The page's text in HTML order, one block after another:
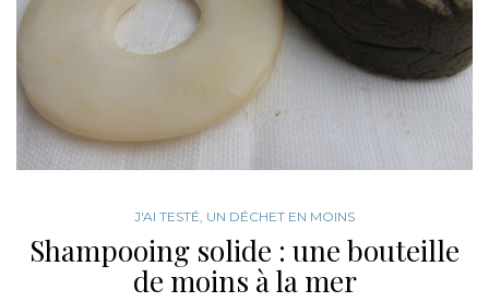
J'AI TESTÉ, UN DÉCHET EN MOINS
Shampooing solide : une bouteille
de moins à la mer